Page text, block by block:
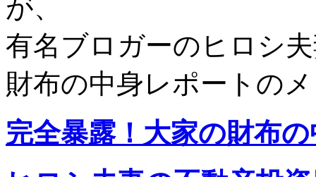
が、
有名ブロガーのヒロシ
財布の中身レポートの
完全暴露！大家の財布